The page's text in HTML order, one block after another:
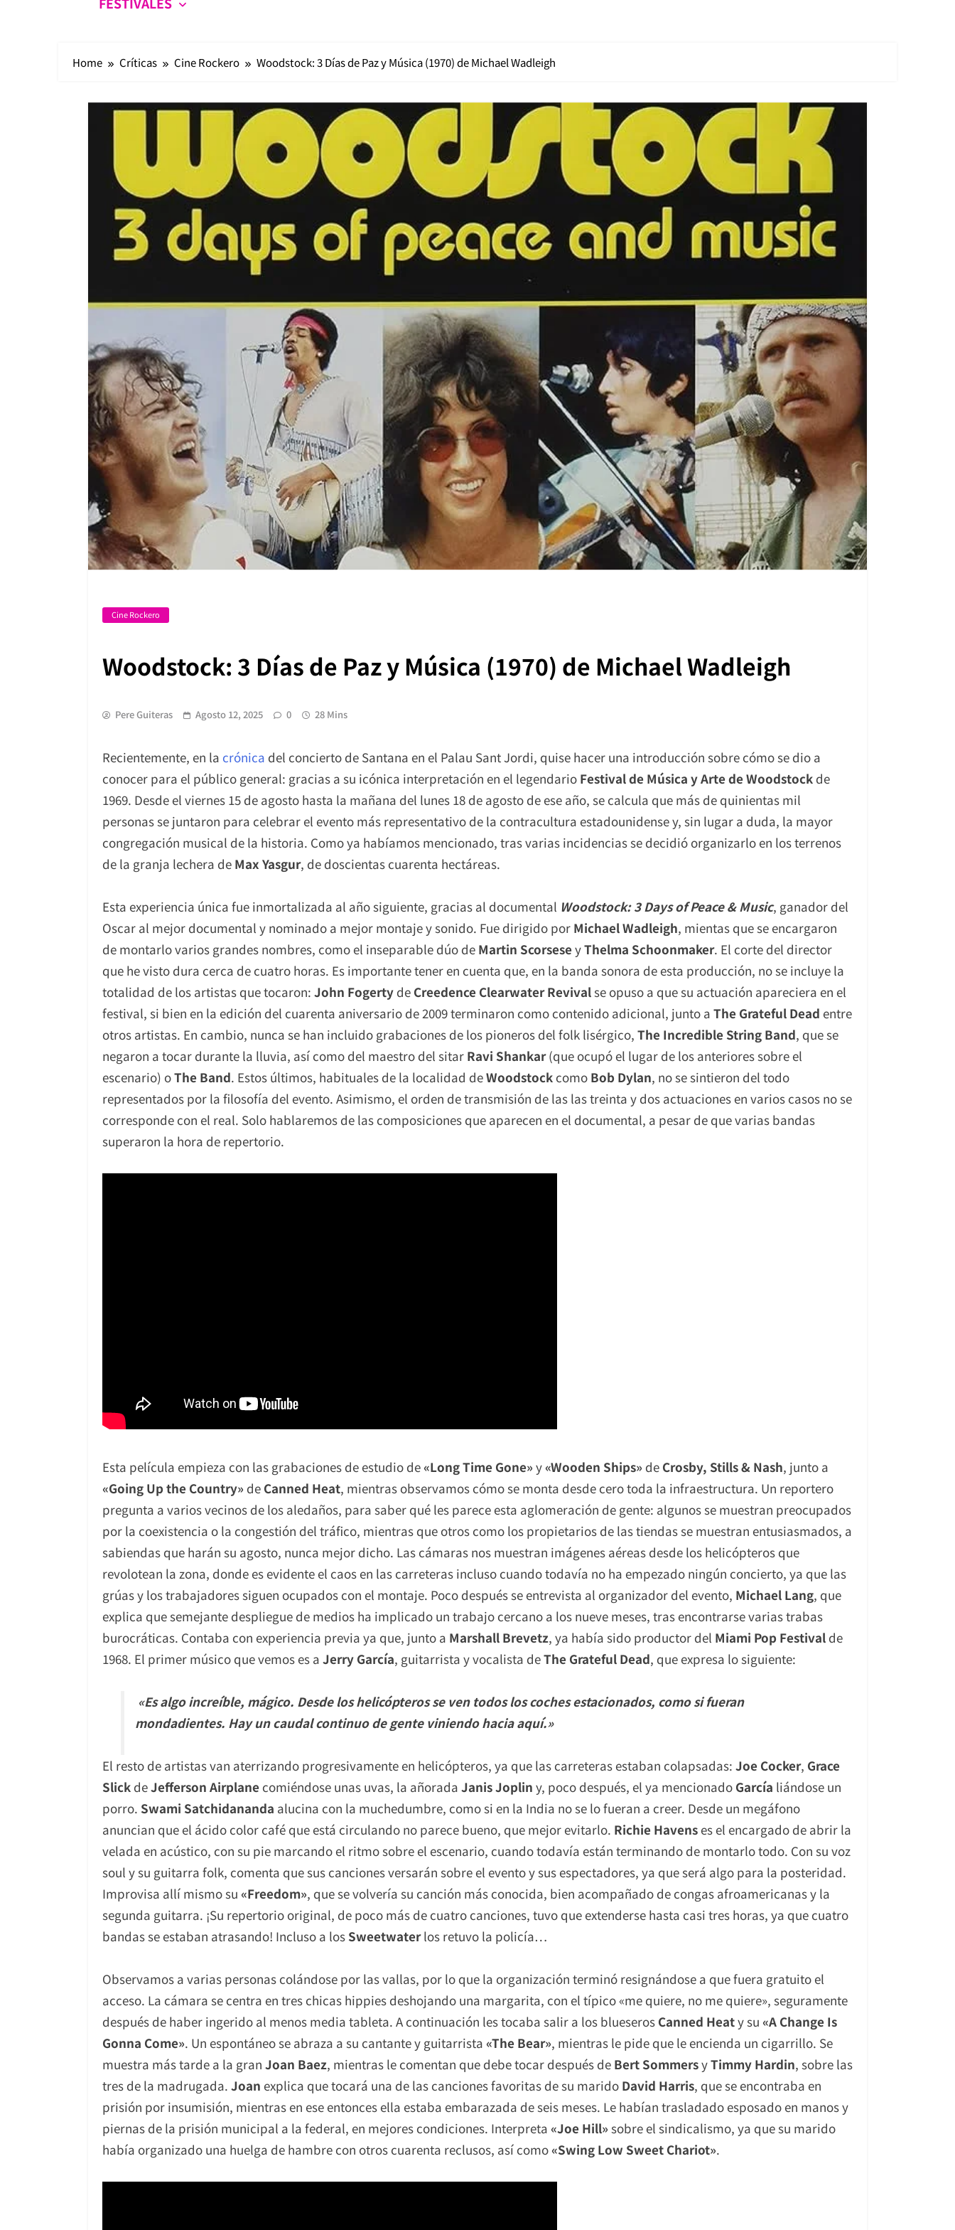
Home Críticas Cine Rockero Woodstock: 3 Días de Paz y Música (1970) de Michael Wadleigh
Cine Rockero
Woodstock: 3 Días de Paz y Música (1970) de Michael Wadleigh
Pere Guiteras Agosto 12, 2025 0 28 Mins
Recientemente, en la crónica del concierto de Santana en el Palau Sant Jordi, quise hacer una introducción sobre cómo se dio a
conocer para el público general: gracias a su icónica interpretación en el legendario Festival de Música y Arte de Woodstock de
1969. Desde el viernes 15 de agosto hasta la mañana del lunes 18 de agosto de ese año, se calcula que más de quinientas mil
personas se juntaron para celebrar el evento más representativo de la contracultura estadounidense y, sin lugar a duda, la mayor
congregación musical de la historia. Como ya habíamos mencionado, tras varias incidencias se decidió organizarlo en los terrenos
de la granja lechera de Max Yasgur, de doscientas cuarenta hectáreas.
Esta experiencia única fue inmortalizada al año siguiente, gracias al documental Woodstock: 3 Days of Peace & Music, ganador del
Oscar al mejor documental y nominado a mejor montaje y sonido. Fue dirigido por Michael Wadleigh, mientas que se encargaron
de montarlo varios grandes nombres, como el inseparable dúo de Martin ScorseseyThelma Schoonmaker. El corte del director
que he visto dura cerca de cuatro horas. Es importante tener en cuenta que, en la banda sonora de esta producción, no se incluye la
totalidad de los artistas que tocaron: John Fogerty de Creedence Clearwater Revivalse opuso a que su actuación apareciera en el
festival, si bien en la edición del cuarenta aniversario de 2009 terminaron como contenido adicional, junto a The Grateful Dead entre
otros artistas. En cambio, nunca se han incluido grabaciones de los pioneros del folk lisérgico, The Incredible String Band, que se
negaron a tocar durante la lluvia, así como del maestro del sitar Ravi Shankar(que ocupó el lugar de los anteriores sobre el
escenario) oThe Band. Estos últimos, habituales de la localidad deWoodstock como Bob Dylan, no se sintieron del todo
representados por la filosofía del evento. Asimismo, el orden de transmisión de las las treinta y dos actuaciones en varios casos no se
corresponde con el real. Solo hablaremos de las composiciones que aparecen en el documental, a pesar de que varias bandas
superaron la hora de repertorio.
Esta película empieza con las grabaciones de estudio de «Long Time Gone» y «Wooden Ships» de Crosby, Stills & Nash, junto a
«Going Up the Country» de Canned Heat, mientras observamos cómo se monta desde cero toda la infraestructura. Un reportero
pregunta a varios vecinos de los aledaños, para saber qué les parece esta aglomeración de gente: algunos se muestran preocupados
por la coexistencia o la congestión del tráfico, mientras que otros como los propietarios de las tiendas se muestran entusiasmados, a
sabiendas que harán su agosto, nunca mejor dicho. Las cámaras nos muestran imágenes aéreas desde los helicópteros que
revolotean la zona, donde es evidente el caos en las carreteras incluso cuando todavía no ha empezado ningún concierto, ya que las
grúas y los trabajadores siguen ocupados con el montaje. Poco después se entrevista al organizador del evento, Michael Lang, que
explica que semejante despliegue de medios ha implicado un trabajo cercano a los nueve meses, tras encontrarse varias trabas
burocráticas. Contaba con experiencia previa ya que, junto a Marshall Brevetz, ya había sido productor del Miami Pop Festival de
1968. El primer músico que vemos es a Jerry García, guitarrista y vocalista deThe Grateful Dead, que expresa lo siguiente:
«Es algo increíble, mágico. Desde los helicópteros se ven todos los coches estacionados, como si fueran
mondadientes. Hay un caudal continuo de gente viniendo hacia aquí.»
El resto de artistas van aterrizando progresivamente en helicópteros, ya que las carreteras estaban colapsadas: Joe Cocker, Grace
Slick deJefferson Airplane comiéndose unas uvas, la añorada Janis Joplin y, poco después, el ya mencionado García liándose un
porro. Swami Satchidananda alucina con la muchedumbre, como si en la India no se lo fueran a creer. Desde un megáfono
anuncian que el ácido color café que está circulando no parece bueno, que mejor evitarlo. Richie Havens es el encargado de abrir la
velada en acústico, con su pie marcando el ritmo sobre el escenario, cuando todavía están terminando de montarlo todo. Con su voz
soul y su guitarra folk, comenta que sus canciones versarán sobre el evento y sus espectadores, ya que será algo para la posteridad.
Improvisa allí mismo su «Freedom», que se volvería su canción más conocida, bien acompañado de congas afroamericanas y la
segunda guitarra. ¡Su repertorio original, de poco más de cuatro canciones, tuvo que extenderse hasta casi tres horas, ya que cuatro
bandas se estaban atrasando! Incluso a los Sweetwaterlos retuvo la policía…
Observamos a varias personas colándose por las vallas, por lo que la organización terminó resignándose a que fuera gratuito el
acceso. La cámara se centra en tres chicas hippies deshojando una margarita, con el típico «me quiere, no me quiere», seguramente
después de haber ingerido al menos media tableta. A continuación les tocaba salir a los blueseros Canned Heaty su «A Change Is
Gonna Come». Un espontáneo se abraza a su cantante y guitarrista «The Bear», mientras le pide que le encienda un cigarrillo. Se
muestra más tarde a la gran Joan Baez, mientras le comentan que debe tocar después de Bert SommersyTimmy Hardin, sobre las
tres de la madrugada. Joan explica que tocará una de las canciones favoritas de su marido David Harris, que se encontraba en
prisión por insumisión, mientras en ese entonces ella estaba embarazada de seis meses. Le habían trasladado esposado en manos y
piernas de la prisión municipal a la federal, en mejores condiciones. Interpreta «Joe Hill» sobre el sindicalismo, ya que su marido
había organizado una huelga de hambre con otros cuarenta reclusos, así como «Swing Low Sweet Chariot».